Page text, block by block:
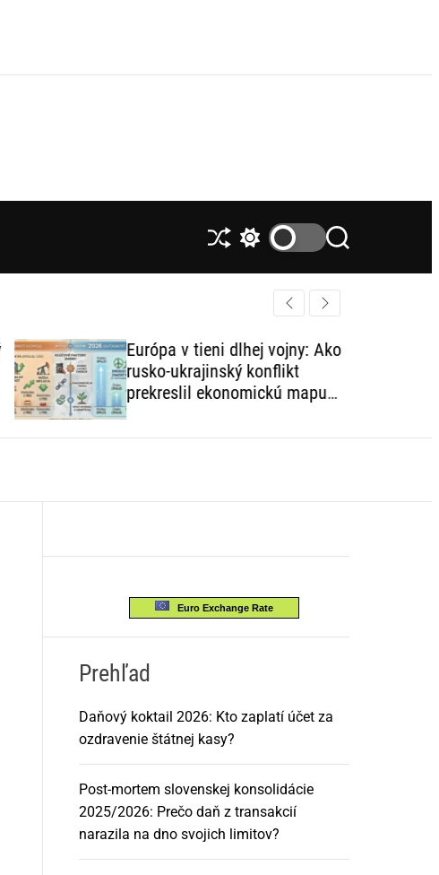
S
S
c
o
l
m
S
r
c
Európa v tieni dlhej vojny: Ako
rusko-ukrajinský konflikt
prekreslil ekonomickú mapu
EÚ
Euro Exchange Rate
Prehľad
Daňový koktail 2026: Kto zaplatí účet za
ozdravenie štátnej kasy?
Post-mortem slovenskej konsolidácie
2025/2026: Prečo daň z transakcií
narazila na dno svojich limitov?